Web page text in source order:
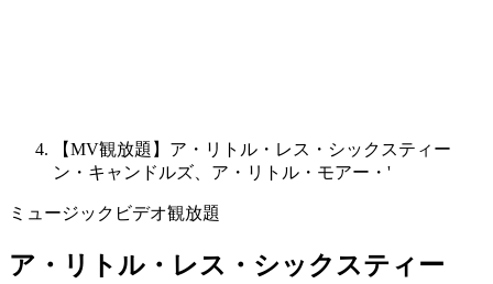
【MV観放題】ア・リトル・レス・シックスティー
ン・キャンドルズ、ア・リトル・モアー・'
ミュージックビデオ観放題
ア・リトル・レス・シックスティー